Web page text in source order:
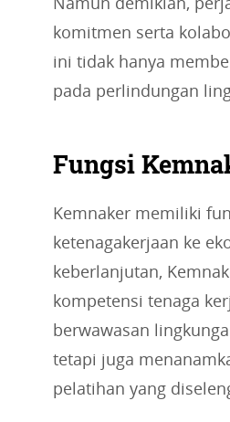
komitmen serta
ini tidak hanya
pada perlindungan
Fungsi
Kemnaker memiliki
ketenagakerjaan ke
keberlanjutan,
kompetensi tenaga
berwawasan
tetapi juga
pelatihan yang